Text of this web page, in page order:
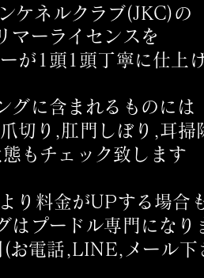
ケネルクラブ(JKC)の
マーライセンスを
が1頭1頭丁寧に仕上
グに含まれるものには
切り,肛門しぼり,耳掃
もチェック致します
り料金がUPする場合
はプードル専門になり
(お電話,LINE,メール下